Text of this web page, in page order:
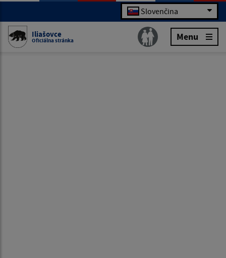
Slovenčina
Iliašovce
Oficiálna stránka Menu